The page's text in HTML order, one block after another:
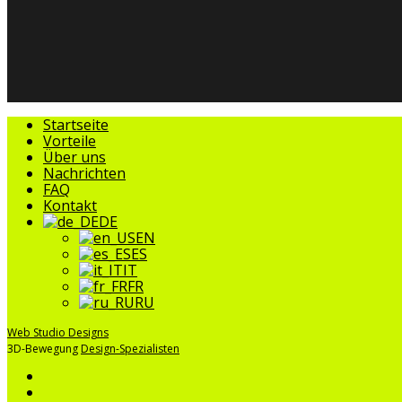
Menü
schließen
Startseite
Vorteile
Über uns
Nachrichten
FAQ
Kontakt
DE
EN
ES
IT
FR
RU
Web Studio Designs
3D-BewegungDesign-Spezialisten